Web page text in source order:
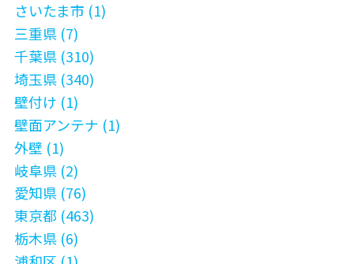
さいたま市 (1)
三重県 (7)
千葉県 (310)
埼玉県 (340)
壁付け (1)
壁面アンテナ (1)
外壁 (1)
岐阜県 (2)
愛知県 (76)
東京都 (463)
栃木県 (6)